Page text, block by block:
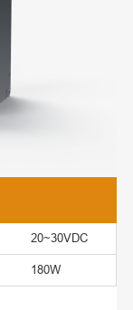
20~30VDC
180W